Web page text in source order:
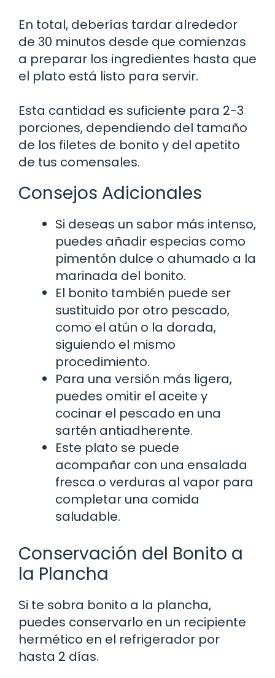
En total, deberías tardar alrededor
de 30 minutos desde que comienzas
a preparar los ingredientes hasta que
el plato está listo para servir.
Esta cantidad es suficiente para 2-3
porciones, dependiendo del tamaño
de los filetes de bonito y del apetito
de tus comensales.
Consejos Adicionales
Si deseas un sabor más intenso,
puedes añadir especias como
pimentón dulce o ahumado a la
marinada del bonito.
El bonito también puede ser
sustituido por otro pescado,
como el atún o la dorada,
siguiendo el mismo
procedimiento.
Para una versión más ligera,
puedes omitir el aceite y
cocinar el pescado en una
sartén antiadherente.
Este plato se puede
acompañar con una ensalada
fresca o verduras al vapor para
completar una comida
saludable.
Conservación del Bonito a
la Plancha
Si te sobra bonito a la plancha,
puedes conservarlo en un recipiente
hermético en el refrigerador por
hasta 2 días.